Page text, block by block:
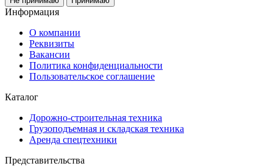
Информация
О компании
Реквизиты
Вакансии
Политика конфиденциальности
Пользовательское соглашение
Каталог
Дорожно-строительная техника
Грузоподъемная и складская техника
Аренда спецтехники
Представительства